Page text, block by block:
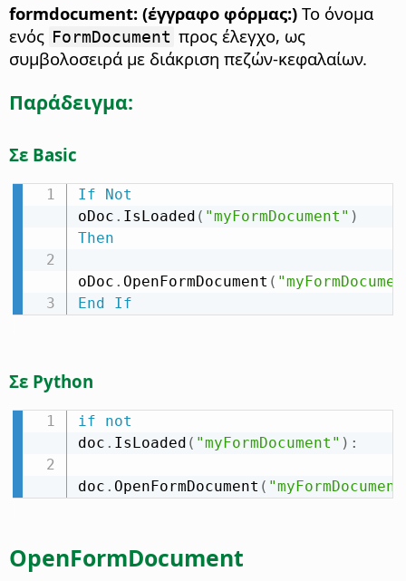
formdocument: (έγγραφο φόρμας:) Το όνομα
ενός FormDocument προς έλεγχο, ως
συμβολοσειρά με διάκριση πεζών-κεφαλαίων.
Παράδειγμα:
Σε Basic
If
Not
oDoc . IsLoaded ( "myFormDocument" )
Then
oDoc . OpenFormDocument (
End
If
Σε Python
if
not
doc . IsLoaded ( "myFormDocument" ) :
doc . OpenFormDocument (
OpenFormDocument